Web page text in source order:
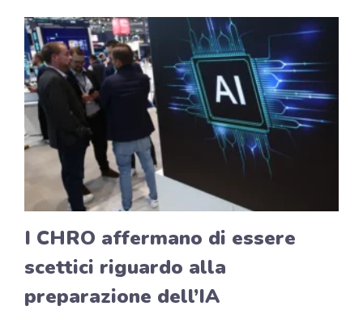
I CHRO affermano di essere
scettici riguardo alla
preparazione dell’IA